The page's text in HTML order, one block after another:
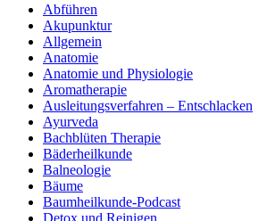
Abführen
Akupunktur
Allgemein
Anatomie
Anatomie und Physiologie
Aromatherapie
Ausleitungsverfahren – Entschlacken
Ayurveda
Bachblüten Therapie
Bäderheilkunde
Balneologie
Bäume
Baumheilkunde-Podcast
Detox und Reinigen